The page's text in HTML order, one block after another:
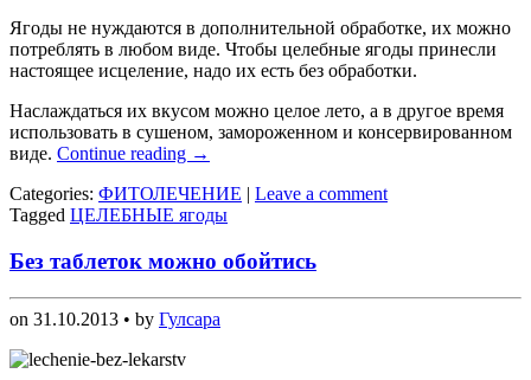
Ягоды не нуждаются в дополнительной обработке, их можно
потреблять в любом виде. Чтобы целебные ягоды принесли
настоящее исцеление, надо их есть без обработки.
Наслаждаться их вкусом можно целое лето, а в другое время
использовать в сушеном, замороженном и консервированном
виде. Continue reading →
Categories: ФИТОЛЕЧЕНИЕ | Leave a comment
Tagged ЦЕЛЕБНЫЕ ягоды
Без таблеток можно обойтись
on 31.10.2013 • by Гулсара